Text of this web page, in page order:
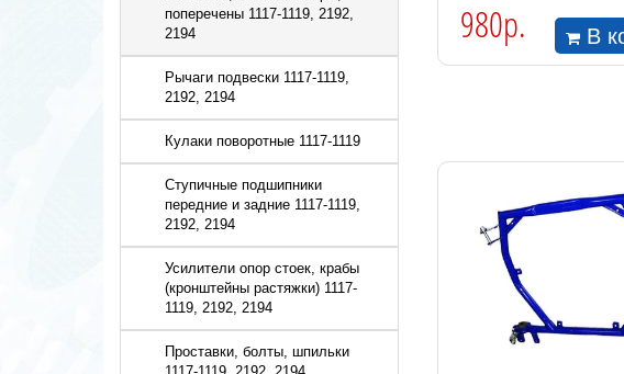
поперечены 1117-1119, 2192,
2194
Рычаги подвески 1117-1119,
2192, 2194
Кулаки поворотные 1117-1119
Ступичные подшипники
передние и задние 1117-1119,
2192, 2194
Усилители опор стоек, крабы
(кронштейны растяжки) 1117-
1119, 2192, 2194
Проставки, болты, шпильки
980р. В